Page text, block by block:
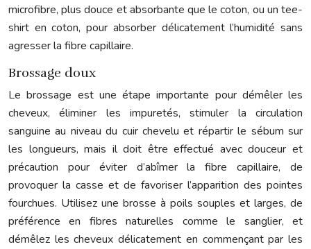
microfibre, plus douce et absorbante que le coton, ou un tee-
shirt en coton, pour absorber délicatement l’humidité sans
agresser la fibre capillaire.
Brossage doux
Le brossage est une étape importante pour démêler les
cheveux, éliminer les impuretés, stimuler la circulation
sanguine au niveau du cuir chevelu et répartir le sébum sur
les longueurs, mais il doit être effectué avec douceur et
précaution pour éviter d’abîmer la fibre capillaire, de
provoquer la casse et de favoriser l’apparition des pointes
fourchues. Utilisez une brosse à poils souples et larges, de
préférence en fibres naturelles comme le sanglier, et
démêlez les cheveux délicatement en commençant par les